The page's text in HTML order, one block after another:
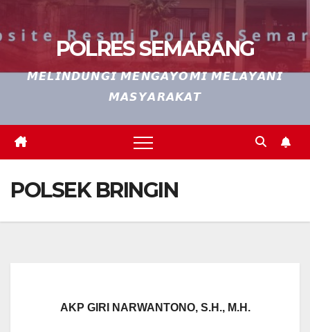
POLRES SEMARANG
𝙈𝙀𝙇𝙄𝙉𝘿𝙐𝙉𝙂𝙄 𝙈𝙀𝙉𝙂𝘼𝙔𝙊𝙈𝙄 𝙈𝙀𝙇𝘼𝙔𝘼𝙉𝙄
𝙈𝘼𝙎𝙔𝘼𝙍𝘼𝙆𝘼𝙏
POLSEK BRINGIN
AKP GIRI NARWANTONO, S.H., M.H.